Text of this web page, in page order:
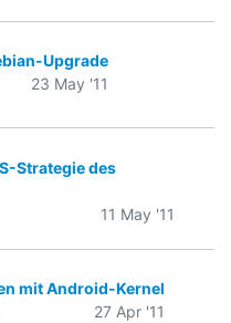
Upgrade
23 May '11
Strategie des
11 May '11
mit Android-Kernel
27 Apr '11